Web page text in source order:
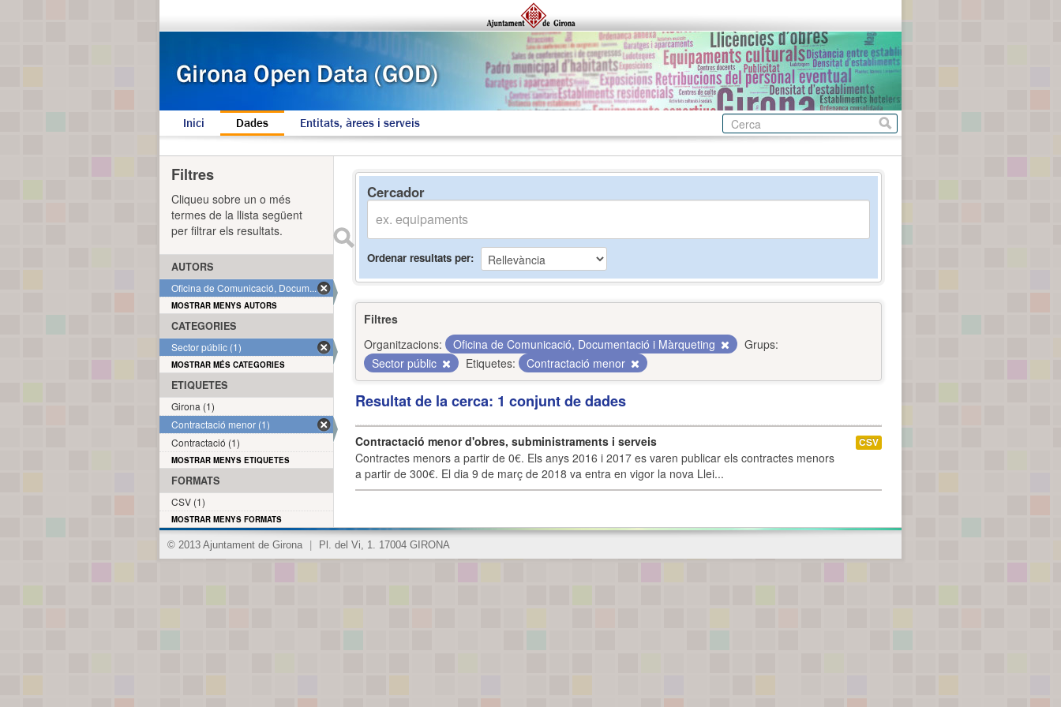
Inici Dades Entitats, àrees i serveis
Cercador
Ordenar resultats per
Filtres
Organitzacions:
Oficina de Comunicació, Documentació i Màrqueting
Grups:
Sector públic
Etiquetes: Contractació menor
Resultat de la cerca: 1 conjunt de dades
Contractació menor d'obres, subministraments i serveis
Contractes menors a partir de 0€. Els anys 2016 i 2017 es varen publicar els contractes menors
a partir de 300€. El dia 9 de març de 2018 va entra en vigor la nova Llei...
CSV
Filtres
Cliqueu sobre un o més
termes de la llista següent
per filtrar els resultats.
AUTORS
Oficina de Comunicació, Docum... (1)
MOSTRAR MENYS AUTORS
CATEGORIES
Sector públic (1)
MOSTRAR MÉS CATEGORIES
ETIQUETES
Girona (1)
Contractació menor (1)
Contractació (1)
MOSTRAR MENYS ETIQUETES
FORMATS
CSV (1)
MOSTRAR MENYS FORMATS
© 2013 Ajuntament de Girona Pl. del Vi, 1. 17004 GIRONA